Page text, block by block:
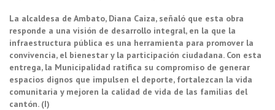
La alcaldesa de Ambato, Diana Caiza, señaló que esta obra
responde a una visión de desarrollo integral, en la que la
infraestructura pública es una herramienta para promover la
convivencia, el bienestar y la participación ciudadana. Con esta
entrega, la Municipalidad ratifica su compromiso de generar
espacios dignos que impulsen el deporte, fortalezcan la vida
comunitaria y mejoren la calidad de vida de las familias del
cantón. (I)